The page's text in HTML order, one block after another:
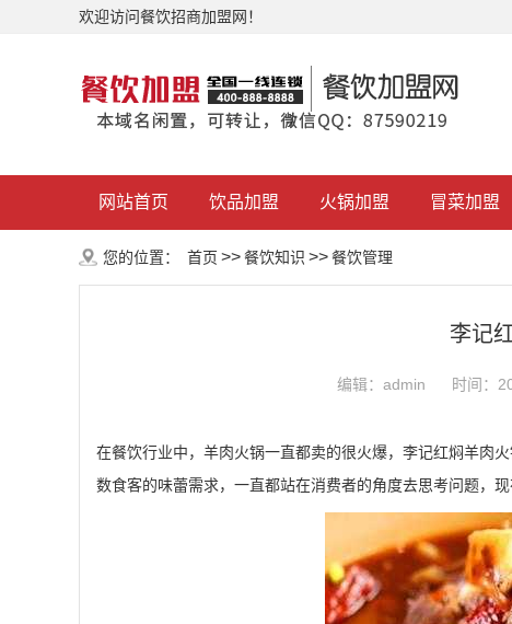
欢迎访问餐饮招商加盟网！
网站首页 饮品加盟 火锅加盟 冒菜加盟
您的位置： 首页 >>餐饮知识 >>餐饮管理
李记
编辑：admin 时间：
在餐饮行业中，羊肉火锅一直都卖的很火爆，李记红焖羊肉
数食客的味蕾需求，一直都站在消费者的角度去思考问题，